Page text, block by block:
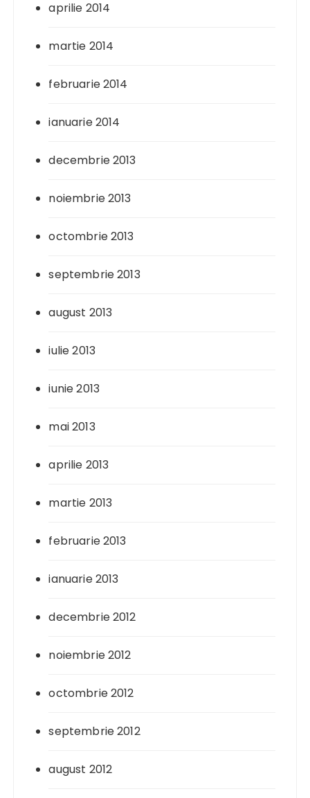
aprilie 2014
martie 2014
februarie 2014
ianuarie 2014
decembrie 2013
noiembrie 2013
octombrie 2013
septembrie 2013
august 2013
iulie 2013
iunie 2013
mai 2013
aprilie 2013
martie 2013
februarie 2013
ianuarie 2013
decembrie 2012
noiembrie 2012
octombrie 2012
septembrie 2012
august 2012